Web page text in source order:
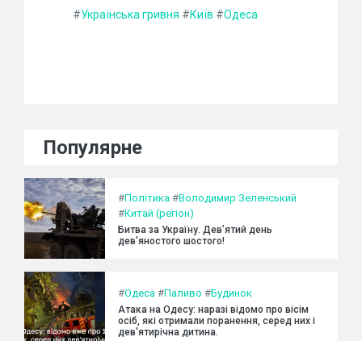
#Українська гривня #Київ #Одеса
Популярне
#Політика #Володимир Зеленський
#Китай (регіон)
Битва за Україну. Дев’ятий день
дев’яностого шостого!
#Одеса #Паливо #Будинок
Атака на Одесу: наразі відомо про вісім
осіб, які отримали поранення, серед них і
дев'ятирічна дитина.